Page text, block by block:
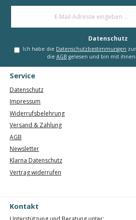
Datenschutz
Ich habe die Datenschutzbestimmungen
die AGB gelesen und bin mit
Service
Datenschutz
Impressum
Widerrufsbelehrung
Versand & Zahlung
AGB
Newsletter
Klarna Datenschutz
Vertrag widerrufen
Kontakt